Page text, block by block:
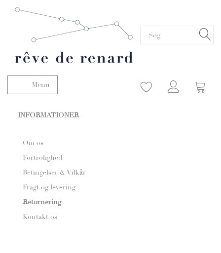
Skifte navigation
Menu
INFORMATIONER
Om os
Fortrolighed
Betingelser & Vilkår
Fragt og levering
Returnering
Kontakt os